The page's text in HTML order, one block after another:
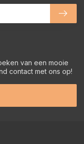
van een mooie
contact met ons op!